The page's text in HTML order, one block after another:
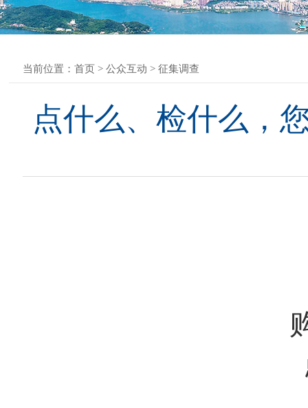
当前位置： 首页 > 公众互动 > 征集调查
点什么、检什么，